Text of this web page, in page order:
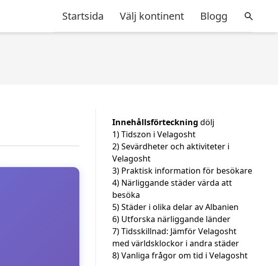
Startsida Välj kontinent Blogg
Innehållsförteckning dölj
1)Tidszon i Velagosht
2)Sevärdheter och aktiviteter i
Velagosht
3) Praktisk information för besökare
4) Närliggande städer värda att
besöka
5)Städer i olika delar av Albanien
6) Utforska närliggande länder
7)Tidsskillnad: Jämför Velagosht
med världsklockor i andra städer
8)Vanliga frågor om tid i Velagosht